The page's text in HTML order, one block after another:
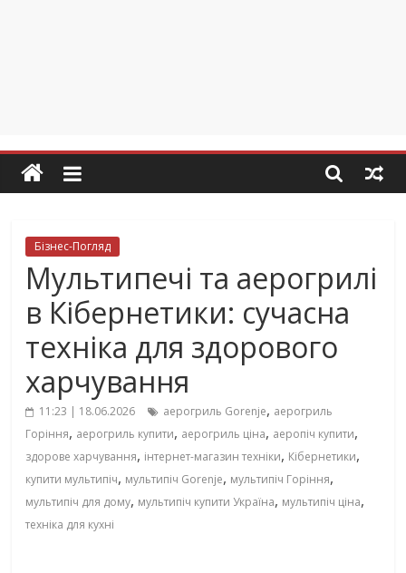
Бізнес-Погляд
Мультипечі та аерогрилі
в Кібернетики: сучасна
техніка для здорового
харчування
11:23 | 18.06.2026 аерогриль Gorenje, аерогриль
Горіння, аерогриль купити, аерогриль ціна, аеропіч купити,
здорове харчування, інтернет-магазин техніки, Кібернетики,
купити мультипіч, мультипіч Gorenje, мультипіч Горіння,
мультипіч для дому, мультипіч купити Україна, мультипіч ціна,
техніка для кухні